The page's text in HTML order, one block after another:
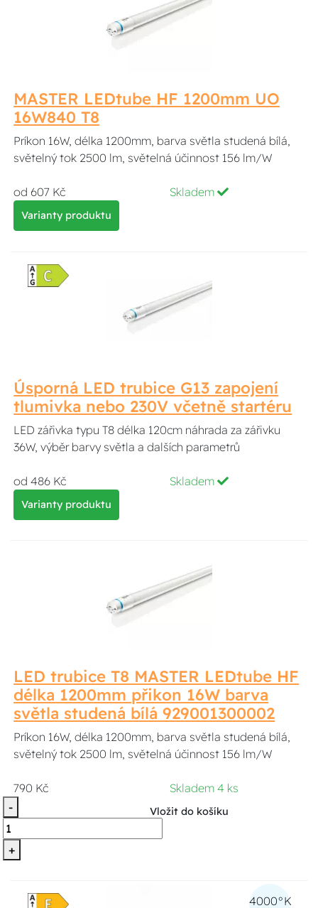
MASTER LEDtube HF 1200mm UO
16W840 T8
Príkon 16W, délka 1200mm, barva světla studená bílá,
světelný tok 2500 lm, světelná účinnost 156 lm/W
od 607 Kč Skladem
Varianty produktu
Úsporná LED trubice G13 zapojení
tlumivka nebo 230V včetně startéru
LED zářivka typu T8 délka 120cm náhrada za zářivku
36W, výběr barvy světla a dalších parametrů
od 486 Kč Skladem
Varianty produktu
LED trubice T8 MASTER LEDtube HF
délka 1200mm přikon 16W barva
světla studená bílá 929001300002
Príkon 16W, délka 1200mm, barva světla studená bílá,
světelný tok 2500 lm, světelná účinnost 156 lm/W
790 Kč
Skladem 4 ks
-
+
Vložit do košíku
4000°K